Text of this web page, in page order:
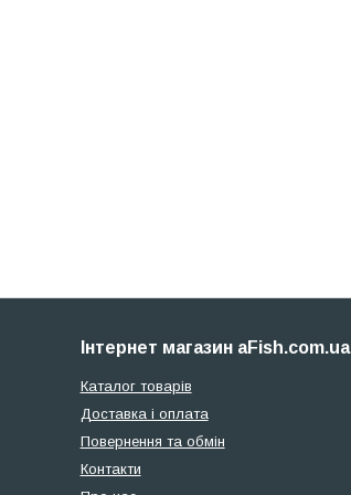
Інтернет магазин aFish.com.ua
Каталог товарів
Доставка і оплата
Повернення та обмін
Контакти